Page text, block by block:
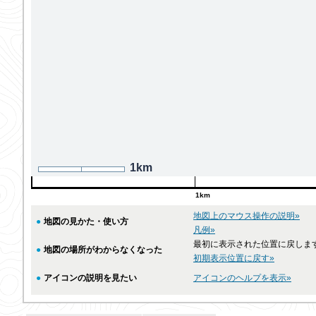
1km
1km
● 地図の見かた・使い方
地図上のマウス操作の説明»
凡例»
● 地図の場所がわからなくなった
最初に表示された位置に戻しま
初期表示位置に戻す»
● アイコンの説明を見たい アイコンのヘルプを表示»